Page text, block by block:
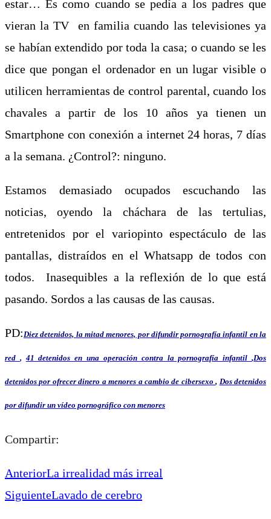
estar… Es como cuando se pedía a los padres que
vieran la TV en familia cuando las televisiones ya
se habían extendido por toda la casa; o cuando se les
dice que pongan el ordenador en un lugar visible o
utilicen herramientas de control parental, cuando los
chavales a partir de los 10 años ya tienen un
Smartphone con conexión a internet 24 horas, 7 días
a la semana. ¿Control?: ninguno.
Estamos demasiado ocupados escuchando las
noticias, oyendo la cháchara de las tertulias,
entretenidos por el variopinto espectáculo de las
pantallas, distraídos en el Whatsapp de todos con
todos. Inasequibles a la reflexión de lo que está
pasando. Sordos a las causas de las causas.
PD: Diez detenidos, la mitad menores, por difundir pornografía infantil en la
red , 41 detenidos en una operación contra la pornografía infantil,Dos
detenidos por ofrecer dinero a menores a cambio de cibersexo, Dos detenidos
por difundir un vídeo pornográfico con menores
Compartir:
AnteriorLa irrealidad más irreal
SiguienteLavado de cerebro